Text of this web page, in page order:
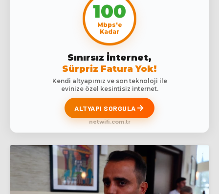
100
Mbps'e
Kadar
Sınırsız İnternet,
Sürpriz Fatura Yok!
Kendi altyapımız ve son teknoloji ile
evinize özel kesintisiz internet.
ALTYAPI SORGULA
netwifi.com.tr